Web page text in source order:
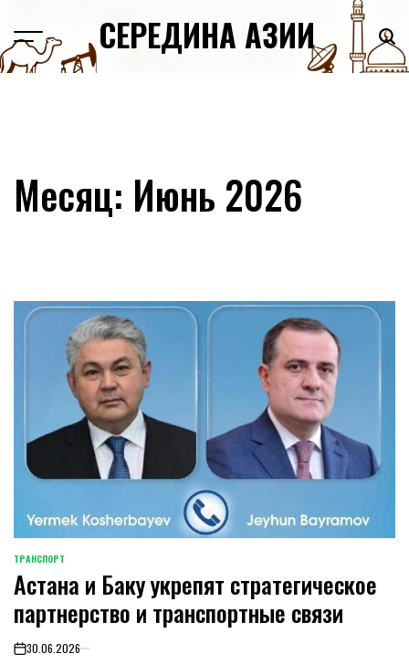
content
СЕРЕДИНА АЗИИ
Месяц: Июнь 2026
POSTED
IN
ТРАНСПОРТ
Астана и Баку укрепят стратегическое
партнерство и транспортные связи
on30.06.2026